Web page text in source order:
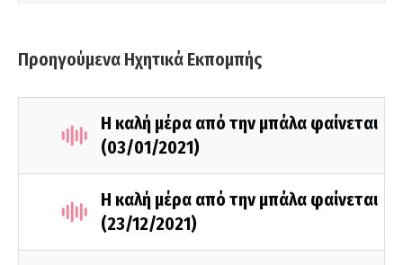
Προηγούμενα Ηχητικά Εκπομπής
Η καλή μέρα από την μπάλα φαίνεται
(03/01/2021)
Η καλή μέρα από την μπάλα φαίνεται
(23/12/2021)